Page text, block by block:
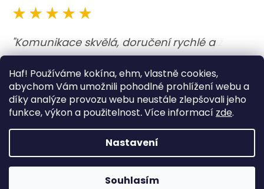
Haf! Používáme kokína, ehm, vlastně cookies,
abychom Vám umožnili pohodlné prohlížení webu a
díky analýze provozu webu neustále zlepšovali jeho
funkce, výkon a použitelnost.Více informací zde.
Nastavení
Souhlasím
K nákupu prémiová zubní pasta od Furnatura zdarma!
★★★★★
"Komunikace skvělá, doručení rychlé a
obojek i vodítko nejen krásné, ale i kvalitně
udělané. A barvy jsou prostě boží. Opravdu
moc dobrý zážitek. "